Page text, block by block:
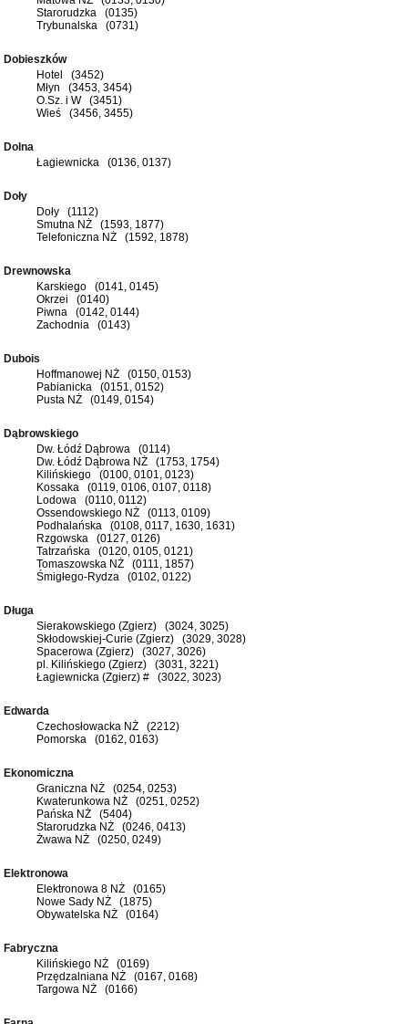
Starorudzka (0135)
Trybunalska (0731)
Dobieszków
Hotel (3452)
Młyn (3453, 3454)
O.Sz. i W (3451)
Wieś (3456, 3455)
Dolna
Łagiewnicka (0136, 0137)
Doły
Doły (1112)
Smutna NŻ (1593, 1877)
Telefoniczna NŻ (1592, 1878)
Drewnowska
Karskiego (0141, 0145)
Okrzei (0140)
Piwna (0142, 0144)
Zachodnia (0143)
Dubois
Hoffmanowej NŻ (0150, 0153)
Pabianicka (0151, 0152)
Pusta NŻ (0149, 0154)
Dąbrowskiego
Dw. Łódź Dąbrowa (0114)
Dw. Łódź Dąbrowa NŻ (1753, 1754)
Kilińskiego (0100, 0101, 0123)
Kossaka (0119, 0106, 0107, 0118)
Lodowa (0110, 0112)
Ossendowskiego NŻ (0113, 0109)
Podhalańska (0108, 0117, 1630, 1631)
Rzgowska (0127, 0126)
Tatrzańska (0120, 0105, 0121)
Tomaszowska NŻ (0111, 1857)
Śmigłego-Rydza (0102, 0122)
Długa
Sierakowskiego (Zgierz) (3024, 3025)
Skłodowskiej-Curie (Zgierz) (3029, 3028)
Spacerowa (Zgierz) (3027, 3026)
pl. Kilińskiego (Zgierz) (3031, 3221)
Łagiewnicka (Zgierz) # (3022, 3023)
Edwarda
Czechosłowacka NŻ (2212)
Pomorska (0162, 0163)
Ekonomiczna
Graniczna NŻ (0254, 0253)
Kwaterunkowa NŻ (0251, 0252)
Pańska NŻ (5404)
Starorudzka NŻ (0246, 0413)
Żwawa NŻ (0250, 0249)
Elektronowa
Elektronowa 8 NŻ (0165)
Nowe Sady NŻ (1875)
Obywatelska NŻ (0164)
Fabryczna
Kilińskiego NŻ (0169)
Przędzalniana NŻ (0167, 0168)
Targowa NŻ (0166)